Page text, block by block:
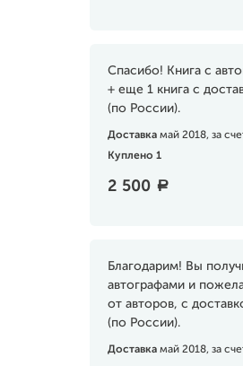
Спасибо! Книга с
+ еще 1 книга с
(по России).
Доставка май 2018, за
Куплено 1
2 500 a
Благодарим! Вы
автографами и
от авторов, с
(по России).
Доставка май 2018, за